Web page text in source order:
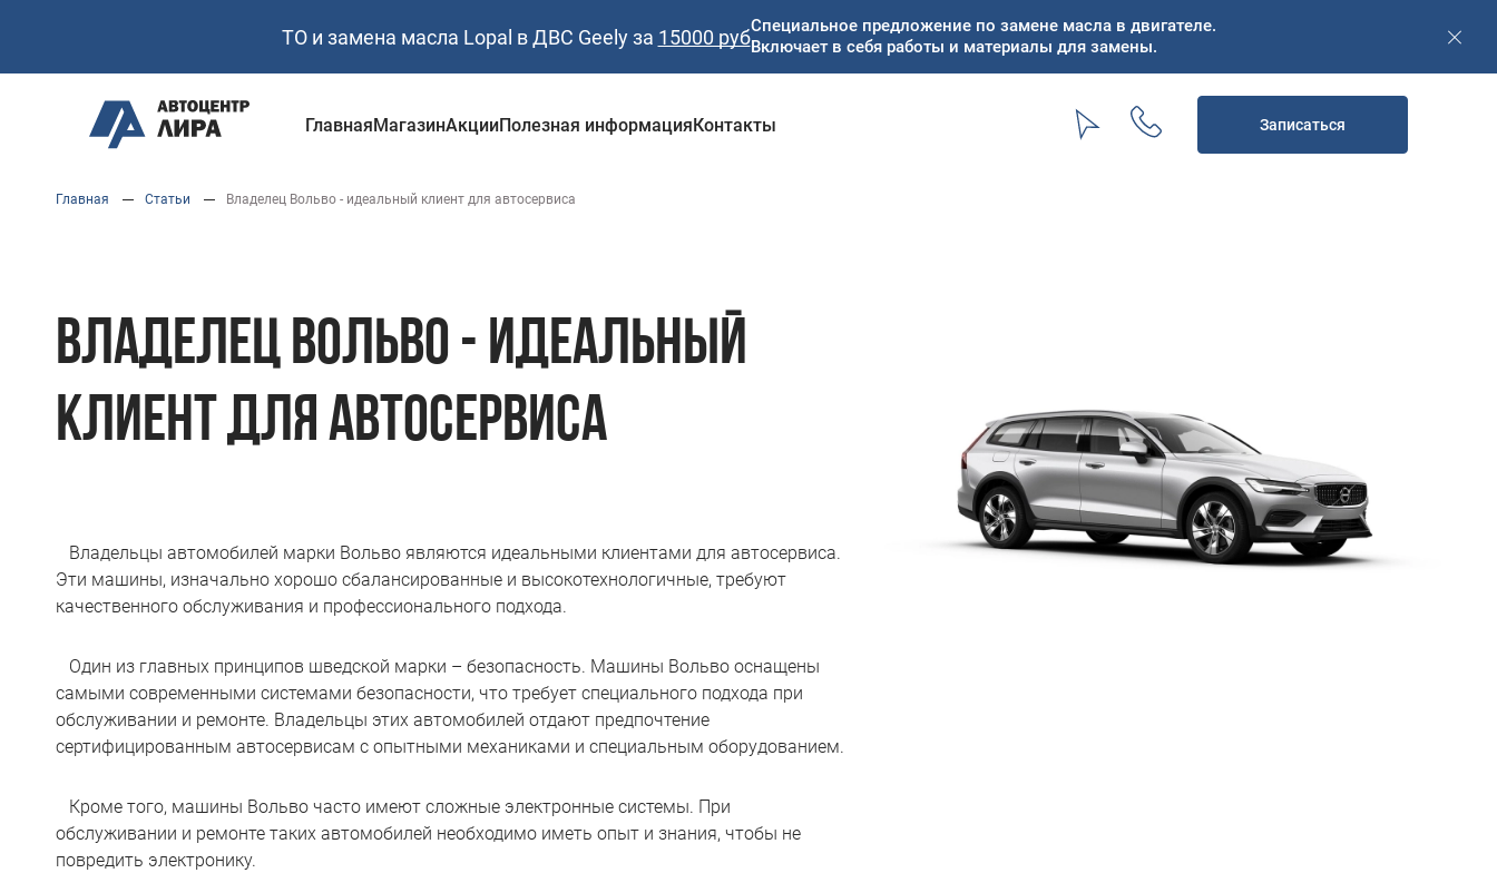
ТО и замена масла Lopal в ДВС Geely за 15000 рубСпециальное предложение по замене масла в двигателе.
Включает в себя работы и материалы для замены.
ГлавнаяМагазинАкцииПолезная информацияКонтакты Записаться
Главная Статьи Владелец Вольво - идеальный клиент для автосервиса
ВЛАДЕЛЕЦ ВОЛЬВО - ИДЕАЛЬНЫЙ
КЛИЕНТ ДЛЯ АВТОСЕРВИСА
Владельцы автомобилей марки Вольво являются идеальными клиентами для автосервиса.
Эти машины, изначально хорошо сбалансированные и высокотехнологичные, требуют
качественного обслуживания и профессионального подхода.
Один из главных принципов шведской марки – безопасность. Машины Вольво оснащены
самыми современными системами безопасности, что требует специального подхода при
обслуживании и ремонте. Владельцы этих автомобилей отдают предпочтение
сертифицированным автосервисам с опытными механиками и специальным оборудованием.
Кроме того, машины Вольво часто имеют сложные электронные системы. При
обслуживании и ремонте таких автомобилей необходимо иметь опыт и знания, чтобы не
повредить электронику.